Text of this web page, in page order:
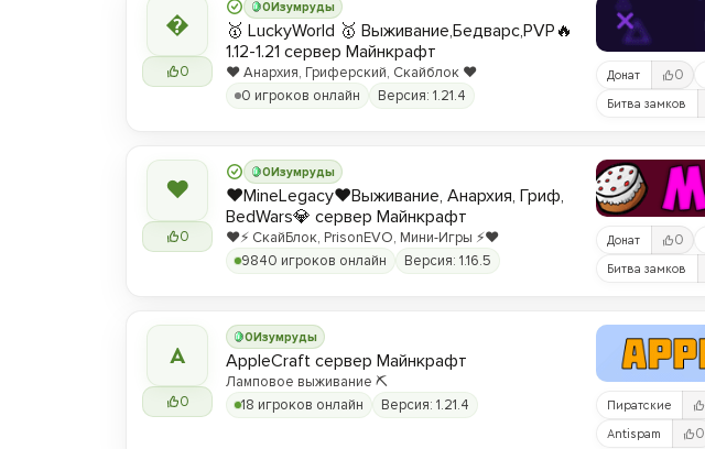

0
0Изумруды
🥇 LuckyWorld 🥇 Выживание,Бедварс,PVP🔥
1.12-1.21 сервер Майнкрафт
❤️ Анархия, Гриферский, Скайблок ❤️
0 игроков онлайн
Версия: 1.21.4
Донат 0
Битва замков
❤
0
0Изумруды
❤️MineLegacy❤️Выживание, Анархия, Гриф,
BedWars💎 сервер Майнкрафт
❤️⚡️ СкайБлок, PrisonEVO, Мини-Игры ⚡️❤️
9840 игроков онлайн
Версия: 1.16.5
Донат 0
Битва замков
A
0
0Изумруды
AppleCraft сервер Майнкрафт
Ламповое выживание ⛏️
18 игроков онлайн
Версия: 1.21.4 Пиратские
Antispam 0